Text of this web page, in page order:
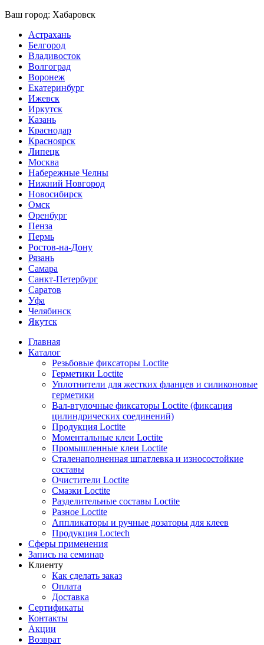
Ваш город: Хабаровск
Астрахань
Белгород
Владивосток
Волгоград
Воронеж
Екатеринбург
Ижевск
Иркутск
Казань
Краснодар
Красноярск
Липецк
Москва
Набережные Челны
Нижний Новгород
Новосибирск
Омск
Оренбург
Пенза
Пермь
Ростов-на-Дону
Рязань
Самара
Санкт-Петербург
Саратов
Уфа
Челябинск
Якутск
Главная
Каталог
Резьбовые фиксаторы Loctite
Герметики Loctite
Уплотнители для жестких фланцев и силиконовые
герметики
Вал-втулочные фиксаторы Loctite (фиксация
цилиндрических соединений)
Продукция Loctite
Моментальные клеи Loctite
Промышленные клеи Loctite
Сталенаполненная шпатлевка и износостойкие
составы
Очистители Loctite
Смазки Loctite
Разделительные составы Loctite
Разное Loctite
Аппликаторы и ручные дозаторы для клеев
Продукция Loctech
Сферы применения
Запись на семинар
Клиенту
Как сделать заказ
Оплата
Доставка
Сертификаты
Контакты
Акции
Возврат